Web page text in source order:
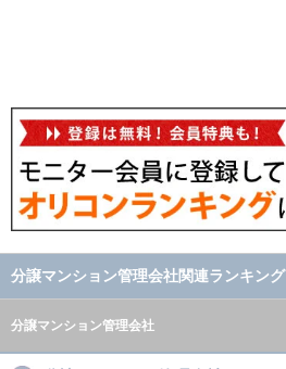
分譲マンション管理会社関連ランキング
分譲マンション管理会社